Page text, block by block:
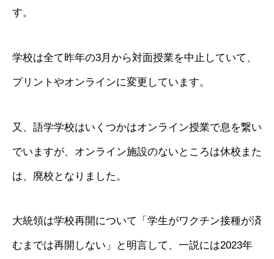
す。
学校は全て昨年の3月から対面授業を中止していて、
プリントやオンラインに変更しています。
又、語学学校はいくつかはオンライン授業で息を繋い
でいますが、オンライン施設のないところは休校また
は、廃校となりました。
大統領は学校再開について「学生がワクチン接種が済
むまでは再開しない」と明言して、一説には2023年